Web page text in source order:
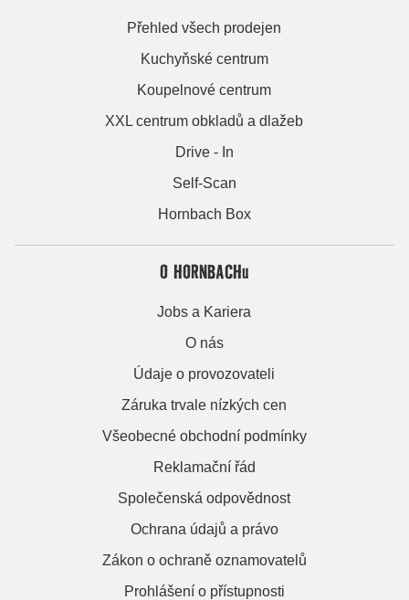
Přehled všech prodejen
Kuchyňské centrum
Koupelnové centrum
XXL centrum obkladů a dlažeb
Drive - In
Self-Scan
Hornbach Box
O HORNBACHu
Jobs a Kariera
O nás
Údaje o provozovateli
Záruka trvale nízkých cen
Všeobecné obchodní podmínky
Reklamační řád
Společenská odpovědnost
Ochrana údajů a právo
Zákon o ochraně oznamovatelů
Prohlášení o přístupnosti